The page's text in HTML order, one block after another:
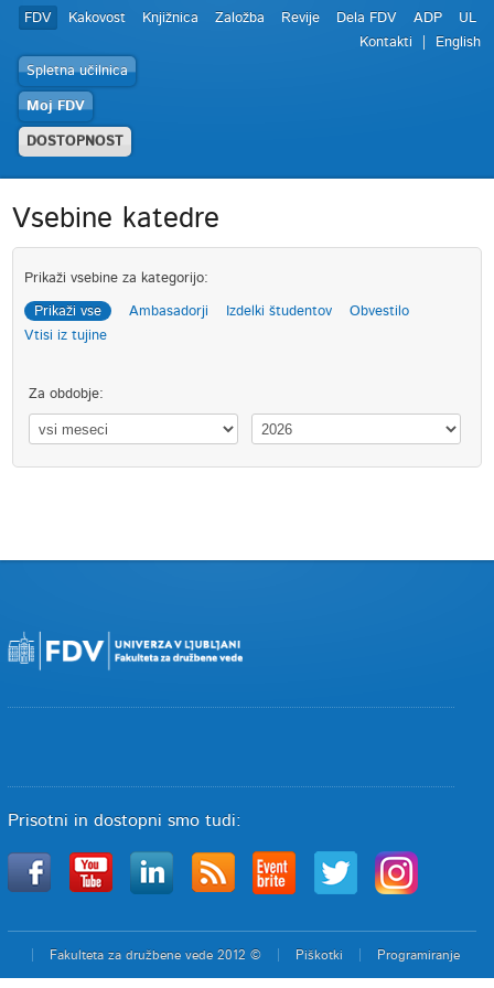
FDV Kakovost Knjižnica Založba Revije Dela FDV ADP
UL
Kontakti
English
Spletna učilnica
Moj FDV
DOSTOPNOST
Vsebine katedre
Prikaži vsebine za kategorijo:
Prikaži vse Ambasadorji Izdelki študentov
Obvestilo
Vtisi iz tujine
Za obdobje:
Prisotni in dostopni smo tudi:
Fakulteta za družbene vede 2012 © Piškotki Programiranje